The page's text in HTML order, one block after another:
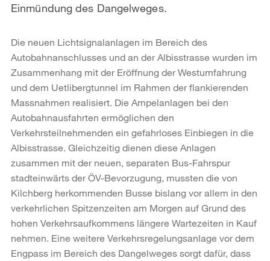
Einmündung des Dangelweges.
Die neuen Lichtsignalanlagen im Bereich des
Autobahnanschlusses und an der Albisstrasse wurden im
Zusammenhang mit der Eröffnung der Westumfahrung
und dem Uetlibergtunnel im Rahmen der flankierenden
Massnahmen realisiert. Die Ampelanlagen bei den
Autobahnausfahrten ermöglichen den
Verkehrsteilnehmenden ein gefahrloses Einbiegen in die
Albisstrasse. Gleichzeitig dienen diese Anlagen
zusammen mit der neuen, separaten Bus-Fahrspur
stadteinwärts der ÖV-Bevorzugung, mussten die von
Kilchberg herkommenden Busse bislang vor allem in den
verkehrlichen Spitzenzeiten am Morgen auf Grund des
hohen Verkehrsaufkommens längere Wartezeiten in Kauf
nehmen. Eine weitere Verkehrsregelungsanlage vor dem
Engpass im Bereich des Dangelweges sorgt dafür, dass